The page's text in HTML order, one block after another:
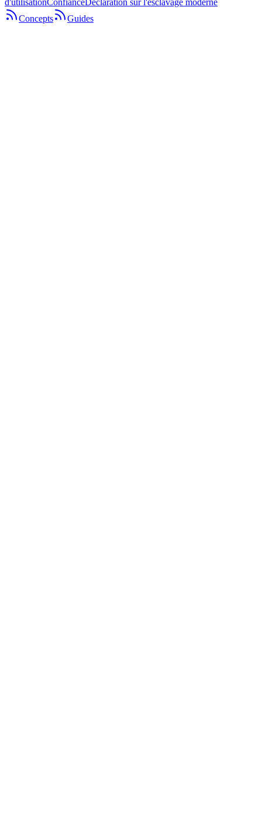
d'utilisationConfianceDéclaration sur l'esclavage moderne
Concepts
Guides